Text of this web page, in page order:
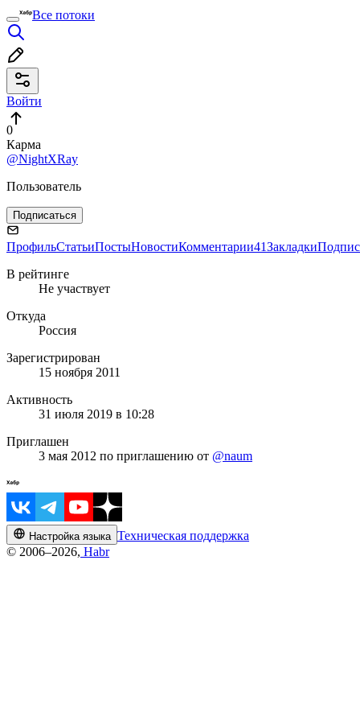
Все потоки
Войти
0
Карма
@NightXRay
Пользователь
Подписаться
ПрофильСтатьиПостыНовостиКомментарии41Закладки
В рейтинге
Не участвует
Откуда
Россия
Зарегистрирован
15 ноября 2011
Активность
31 июля 2019 в 10:28
Приглашен
3 мая 2012 по приглашению от @naum
Настройка языка Техническая поддержка
© 2006–2026, Habr